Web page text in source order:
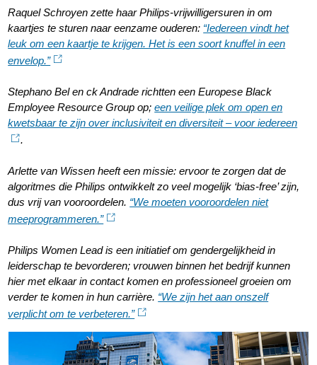
Raquel Schroyen zette haar Philips-vrijwilligersuren in om
kaartjes te sturen naar eenzame ouderen: “Iedereen vindt het
leuk om een kaartje te krijgen. Het is een soort knuffel in een
envelop.”
Stephano Bel en ck Andrade richtten een Europese Black
Employee Resource Group op;een veilige plek om open en
kwetsbaar te zijn over inclusiviteit en diversiteit – voor iedereen
.
Arlette van Wissen heeft een missie: ervoor te zorgen dat de
algoritmes die Philips ontwikkelt zo veel mogelijk ‘bias-free’ zijn,
dus vrij van vooroordelen. “We moeten vooroordelen niet
meeprogrammeren.”
Philips Women Lead is een initiatief om gendergelijkheid in
leiderschap te bevorderen; vrouwen binnen het bedrijf kunnen
hier met elkaar in contact komen en professioneel groeien om
verder te komen in hun carrière. “We zijn het aan onszelf
verplicht om te verbeteren.”